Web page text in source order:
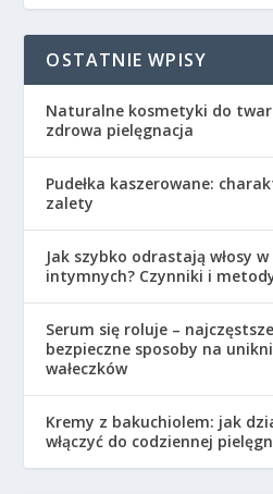
OSTATNIE WPISY
Naturalne kosmetyki do
zdrowa pielęgnacja
Pudełka kaszerowane:
zalety
Jak szybko odrastają włosy
intymnych? Czynniki i
Serum się roluje –
bezpieczne sposoby na
wałeczków
Kremy z bakuchiolem: jak
włączyć do codziennej